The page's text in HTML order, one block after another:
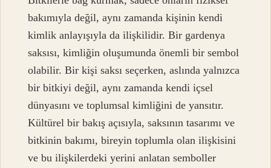
bakımıyla değil, aynı zamanda kişinin kendi
kimlik anlayışıyla da ilişkilidir. Bir gardenya
saksısı, kimliğin oluşumunda önemli bir sembol
olabilir. Bir kişi saksı seçerken, aslında yalnızca
bir bitkiyi değil, aynı zamanda kendi içsel
dünyasını ve toplumsal kimliğini de yansıtır.
Kültürel bir bakış açısıyla, saksının tasarımı ve
bitkinin bakımı, bireyin toplumla olan ilişkisini
ve bu ilişkilerdeki yerini anlatan semboller